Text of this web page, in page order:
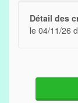
Détail des
le 04/11/26